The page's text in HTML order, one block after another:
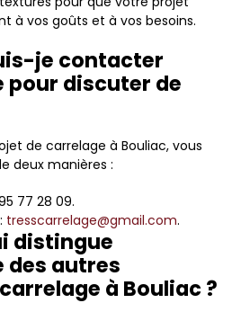
à vos goûts et à vos besoins.
je contacter
pour discuter de
de carrelage à Bouliac, vous
deux manières :
77 28 09.
tresscarrelage@gmail.com.
distingue
des autres
à Bouliac ?